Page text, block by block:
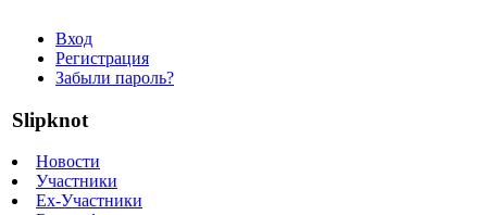
Вход
Регистрация
Забыли пароль?
Slipknot
Новости
Участники
Ex-Участники